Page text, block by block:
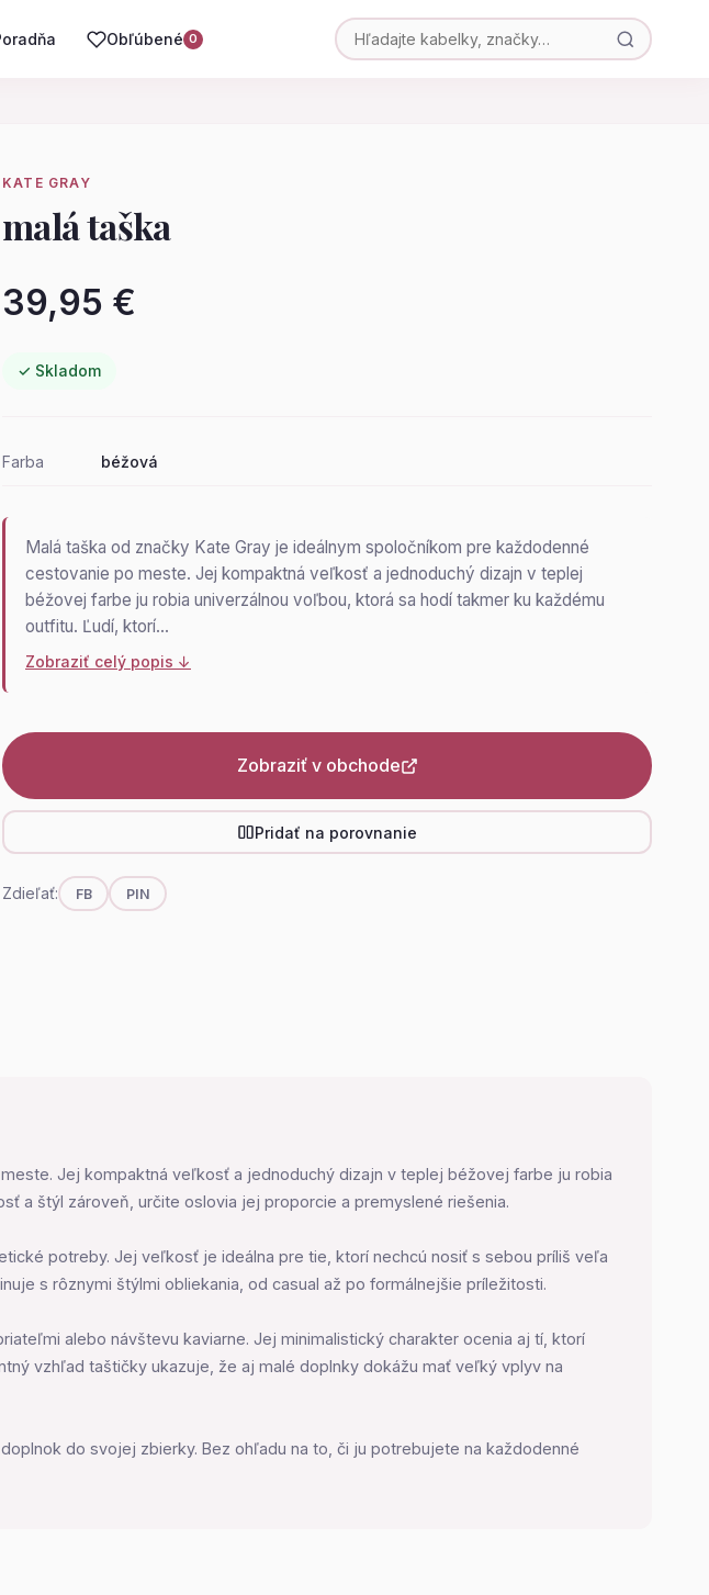
Obľúbené 0
KATE GRAY
malá taška
39,95 €
✓ Skladom
Farba béžová
Malá taška od značky Kate Gray je ideálnym spoločníkom pre každodenné
cestovanie po meste. Jej kompaktná veľkosť a jednoduchý dizajn v teplej
béžovej farbe ju robia univerzálnou voľbou, ktorá sa hodí takmer ku každému
outfitu. Ľudí, ktorí…
Zobraziť celý popis ↓
Zobraziť v obchode
Pridať na porovnanie
Zdieľať: FB PIN
Jej kompaktná veľkosť a jednoduchý dizajn v teplej béžovej farbe ju robia
a štýl zároveň, určite oslovia jej proporcie a premyslené riešenia.
potreby. Jej veľkosť je ideálna pre tie, ktorí nechcú nosiť s sebou príliš veľa
s rôznymi štýlmi obliekania, od casual až po formálnejšie príležitosti.
alebo návštevu kaviarne. Jej minimalistický charakter ocenia aj tí, ktorí
vzhľad taštičky ukazuje, že aj malé doplnky dokážu mať veľký vplyv na
do svojej zbierky. Bez ohľadu na to, či ju potrebujete na každodenné